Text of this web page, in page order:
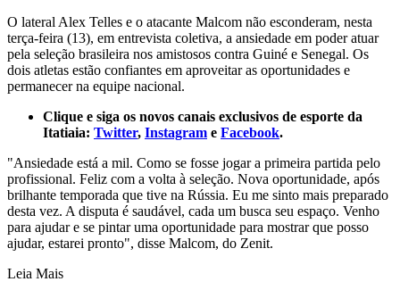
O lateral Alex Telles e o atacante Malcom não esconderam, nesta
terça-feira (13), em entrevista coletiva, a ansiedade em poder atuar
pela seleção brasileira nos amistosos contra Guiné e Senegal. Os
dois atletas estão confiantes em aproveitar as oportunidades e
permanecer na equipe nacional.
Clique e siga os novos canais exclusivos de esporte da
Itatiaia: Twitter, Instagram e Facebook.
"Ansiedade está a mil. Como se fosse jogar a primeira partida pelo
profissional. Feliz com a volta à seleção. Nova oportunidade, após
brilhante temporada que tive na Rússia. Eu me sinto mais preparado
desta vez. A disputa é saudável, cada um busca seu espaço. Venho
para ajudar e se pintar uma oportunidade para mostrar que posso
ajudar, estarei pronto", disse Malcom, do Zenit.
Leia Mais